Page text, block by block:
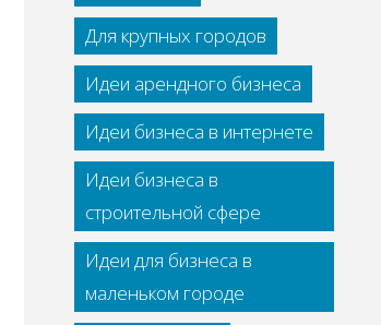
Для крупных городов
Идеи арендного бизнеса
Идеи бизнеса в интернете
Идеи бизнеса в
строительной сфере
Идеи для бизнеса в
маленьком городе